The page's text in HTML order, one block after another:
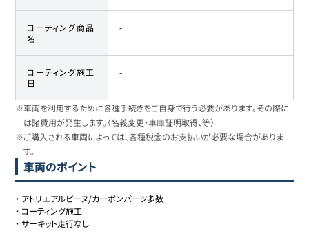
コーティング商品
名
-
コーティング施工
日
-
※車両を利用するために各種手続きをご自身で行う必要があります。その際に
は諸費用が発生します。（名義変更・車庫証明取得、等）
※ご購入される車両によっては、各種税金のお支払いが必要な場合がありま
す。
車両のポイント
・ アトリエアルピーヌ/カーボンパーツ多数
・ コーティング施工
・サーキット走行なし